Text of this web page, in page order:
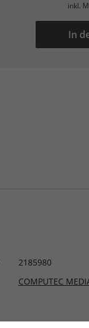
inkl.
In
2185980
COMPUTEC